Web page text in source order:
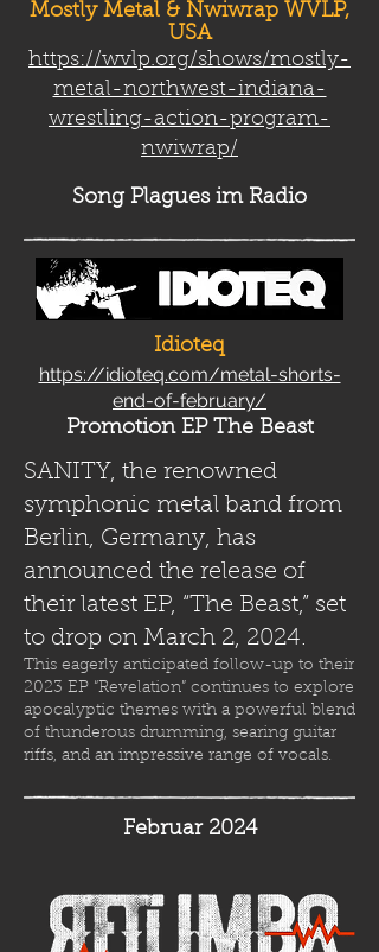
Mostly Metal & Nwiwrap WVLP,
USA
https://wvlp.org/shows/mostly-
metal-northwest-indiana-
wrestling-action-program-
nwiwrap/
Song Plagues im Radio
Idioteq
https://idioteq.com/metal-shorts-
end-of-february/
Promotion EP The Beast
SANITY, the renowned
symphonic metal band from
Berlin, Germany, has
announced the release of
their latest EP, “The Beast,” set
to drop on March 2, 2024.
This eagerly anticipated follow-up to their
2023 EP “Revelation” continues to explore
apocalyptic themes with a powerful blend
of thunderous drumming, searing guitar
riffs, and an impressive range of vocals.
Februar 2024